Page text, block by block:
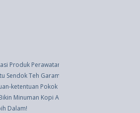
Produk Perawatan Kulit - #2 Malam Hari
Sendok Teh Garam
ketentuan Pokok Tenaga Atom (UU 31 thn
Minuman Kopi Anda Lebih Enak dan Sehat
Dalam!